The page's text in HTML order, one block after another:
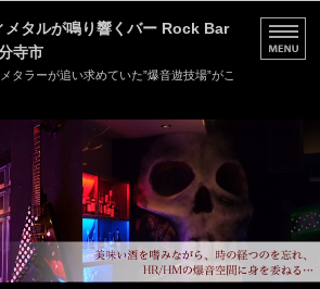
メタルが鳴り響くバー Rock Bar
寺市
タラーが追い求めていた”爆音遊技場”がこ